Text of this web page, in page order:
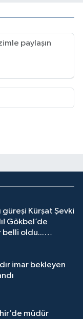
Kürşat Şevki
Gökbel’de
belli oldu...
imar bekleyen
müdür